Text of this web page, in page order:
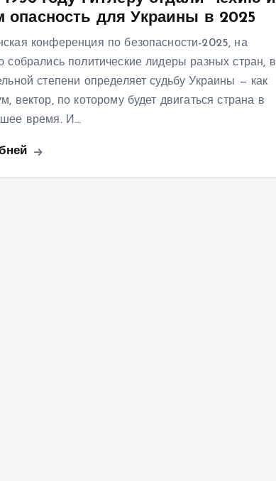
опасность для Украины в 2025
конференция по безопасности-2025, на
собрались политические лидеры разных стран, в
степени определяет судьбу Украины — как
вектор, по которому будет двигаться страна в
время. И…